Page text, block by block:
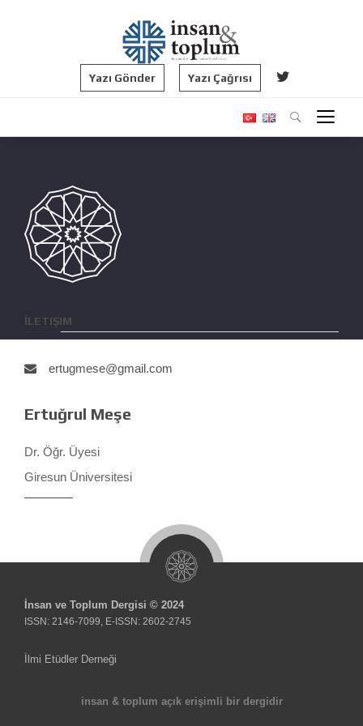
Yazı Gönder Yazı Çağrısı
İLETIŞIM
ertugmese@gmail.com
Ertuğrul Meşe
Dr. Öğr. Üyesi
Giresun Üniversitesi
İnsan ve Toplum Dergisi © 2024
ISSN: 2146-7099, E-ISSN: 2602-2745
İlmi Etüdler Derneği
insan & toplum açık erişimli bir dergidir